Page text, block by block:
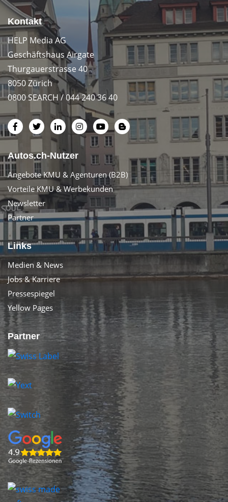
Kontakt
HELP Media AG
Geschäftshaus Airgate
Thurgauerstrasse 40
8050 Zürich
0800 SEARCH / 044 240 36 40
Autos.ch-Nutzer
Angebote KMU & Agenturen (B2B)
Vorteile KMU & Werbekunden
Newsletter
Partner
Links
Medien & News
Jobs & Karriere
Pressespiegel
Yellow Pages
Partner